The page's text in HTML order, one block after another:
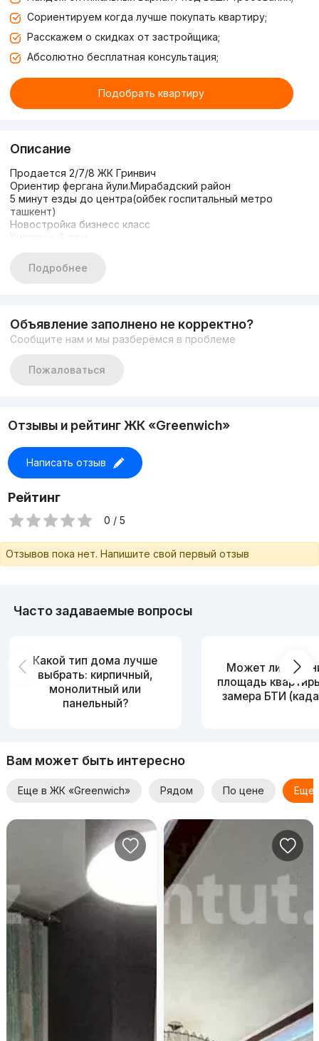
Сориентируем когда лучше покупать квартиру;
Расскажем о скидках от застройщика;
Абсолютно бесплатная консультация;
Подобрать квартиру
Описание
Продается 2/7/8 ЖК Гринвич
Ориентир фергана йули.Мирабадский район
5 минут езды до центра(ойбек госпитальный метро
ташкент)
Новостройка бизнесс класс
Кирпичный дом
Закрытый двор с охраной.Подземная парковка
Цена:79 000
Подробнее
Объявление заполнено не корректно?
Сообщите нам и мы разберёмся в проблеме
Пожаловаться
Отзывы и рейтинг ЖК «Greenwich»
Написать отзыв
Рейтинг
0 / 5
Отзывов пока нет. Напишите свой первый отзыв
Часто задаваемые вопросы
Какой тип дома лучше
выбрать: кирпичный,
монолитный или
панельный?
Может ли
площадь
замера БТИ
Вам может быть интересно
Еще в ЖК «Greenwich» Рядом По цене Еще